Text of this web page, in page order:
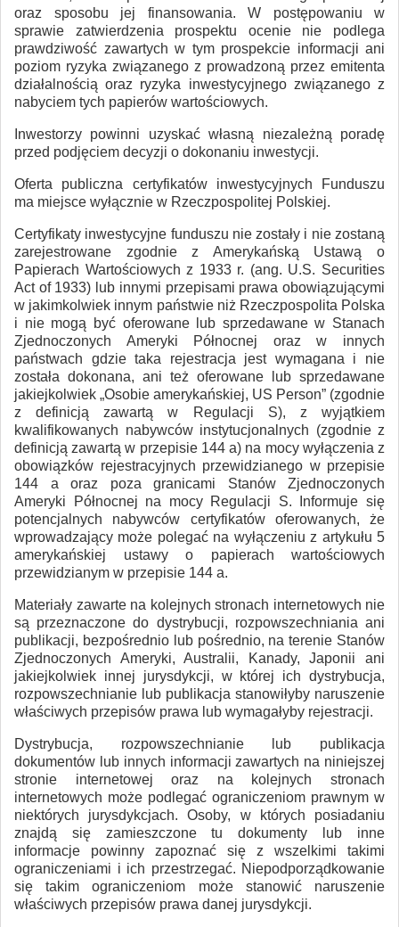
oraz sposobu jej finansowania. W postępowaniu w
sprawie zatwierdzenia prospektu ocenie nie podlega
prawdziwość zawartych w tym prospekcie informacji ani
poziom ryzyka związanego z prowadzoną przez emitenta
działalnością oraz ryzyka inwestycyjnego związanego z
nabyciem tych papierów wartościowych.
Inwestorzy powinni uzyskać własną niezależną poradę
przed podjęciem decyzji o dokonaniu inwestycji.
Oferta publiczna certyfikatów inwestycyjnych Funduszu
ma miejsce wyłącznie w Rzeczpospolitej Polskiej.
Certyfikaty inwestycyjne funduszu nie zostały i nie zostaną
zarejestrowane zgodnie z Amerykańską Ustawą o
Papierach Wartościowych z 1933 r. (ang. U.S. Securities
Act of 1933) lub innymi przepisami prawa obowiązującymi
w jakimkolwiek innym państwie niż Rzeczpospolita Polska
i nie mogą być oferowane lub sprzedawane w Stanach
Zjednoczonych Ameryki Północnej oraz w innych
państwach gdzie taka rejestracja jest wymagana i nie
została dokonana, ani też oferowane lub sprzedawane
jakiejkolwiek „Osobie amerykańskiej, US Person” (zgodnie
z definicją zawartą w Regulacji S), z wyjątkiem
kwalifikowanych nabywców instytucjonalnych (zgodnie z
definicją zawartą w przepisie 144 a) na mocy wyłączenia z
obowiązków rejestracyjnych przewidzianego w przepisie
144 a oraz poza granicami Stanów Zjednoczonych
Ameryki Północnej na mocy Regulacji S. Informuje się
potencjalnych nabywców certyfikatów oferowanych, że
wprowadzający może polegać na wyłączeniu z artykułu 5
amerykańskiej ustawy o papierach wartościowych
przewidzianym w przepisie 144 a.
Materiały zawarte na kolejnych stronach internetowych nie
są przeznaczone do dystrybucji, rozpowszechniania ani
publikacji, bezpośrednio lub pośrednio, na terenie Stanów
Zjednoczonych Ameryki, Australii, Kanady, Japonii ani
jakiejkolwiek innej jurysdykcji, w której ich dystrybucja,
rozpowszechnianie lub publikacja stanowiłyby naruszenie
właściwych przepisów prawa lub wymagałyby rejestracji.
Dystrybucja, rozpowszechnianie lub publikacja
dokumentów lub innych informacji zawartych na niniejszej
stronie internetowej oraz na kolejnych stronach
internetowych może podlegać ograniczeniom prawnym w
niektórych jurysdykcjach. Osoby, w których posiadaniu
znajdą się zamieszczone tu dokumenty lub inne
informacje powinny zapoznać się z wszelkimi takimi
ograniczeniami i ich przestrzegać. Niepodporządkowanie
się takim ograniczeniom może stanowić naruszenie
właściwych przepisów prawa danej jurysdykcji.